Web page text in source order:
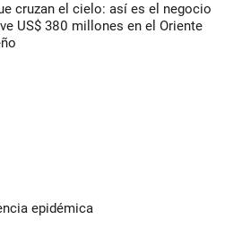
cruzan el cielo: así es el negocio
US$ 380 millones en el Oriente
epidémica